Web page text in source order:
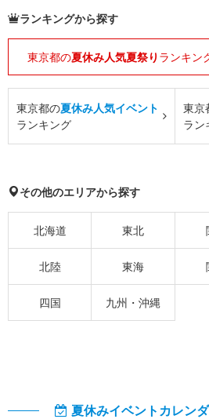
ランキングから探す
東京都の夏休み人気夏祭り ランキン
東京都の夏休み人気イベント
ランキング
東京
ラン
その他のエリアから探す
北海道 東北
北陸 東海
四国 九州・沖縄
夏休みイベントカレン